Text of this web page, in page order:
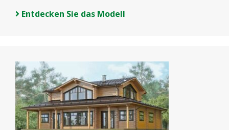
Entdecken Sie das Modell